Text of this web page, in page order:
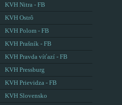
KVH Nitra - FB
KVH Ostrô
KVH Polom - FB
KVH Prašník - FB
KVH Pravda víťazí - FB
KVH Pressburg
KVH Prievidza - FB
KVH Slovensko